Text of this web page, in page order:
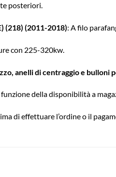
posteriori.
(218) (2011-2018): A filo
con 225-320kw.
anelli di centraggio e bulloni
della disponibilità a
di effettuare l’ordine o il